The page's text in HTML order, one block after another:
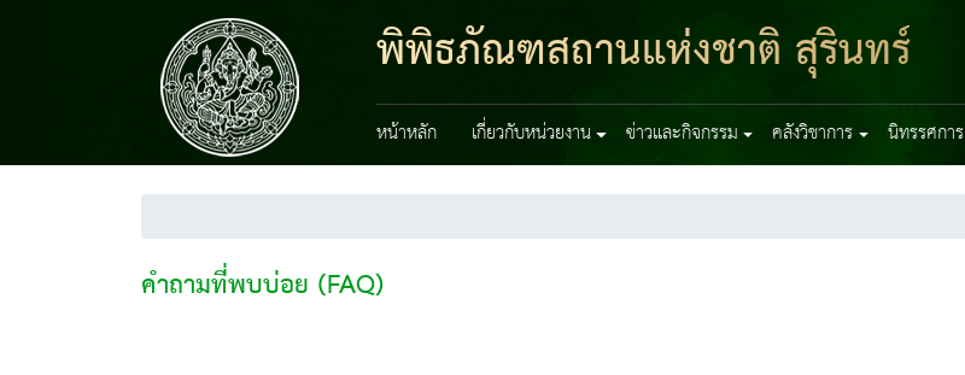
พิพิธภัณฑสถานแห่งชาติ สุรินทร์
หน้าหลัก เกี่ยวกับหน่วยงาน ข่าวและกิจกรรม คลังวิชาการ นิทรรศการ
คำถามที่พบบ่อย (FAQ)